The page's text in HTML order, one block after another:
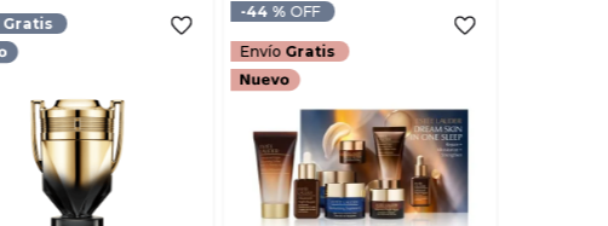
Gratis
Envío Gratis
-44 %